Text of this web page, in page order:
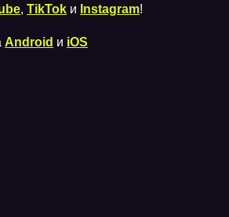
, TikTok и Instagram!
Android и iOS